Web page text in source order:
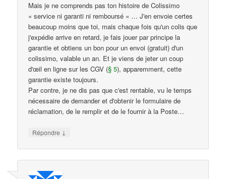
Mais je ne comprends pas ton histoire de Colissimo
« service ni garanti ni remboursé « … J'en envoie certes
beaucoup moins que toi, mais chaque fois qu'un colis que
j'expédie arrive en retard, je fais jouer par principe la
garantie et obtiens un bon pour un envoi (gratuit) d'un
colissimo, valable un an. Et je viens de jeter un coup
d'œil en ligne sur les CGV (§ 5), apparemment, cette
garantie existe toujours.
Par contre, je ne dis pas que c'est rentable, vu le temps
nécessaire de demander et d'obtenir le formulaire de
réclamation, de le remplir et de le fournir à la Poste…
Répondre ↓